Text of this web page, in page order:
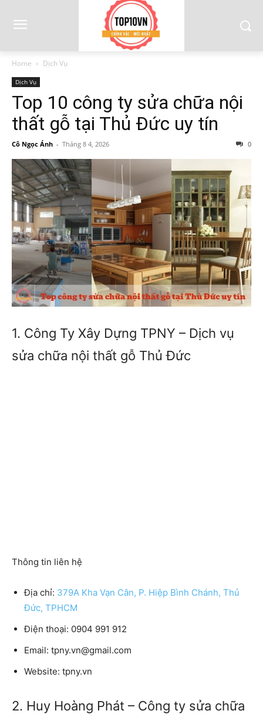
Home Dịch Vụ
Dịch Vụ
Top 10 công ty sửa chữa nội
thất gỗ tại Thủ Đức uy tín
Cô Ngọc Ánh - Tháng 8 4, 2026 0
1. Công Ty Xây Dựng TPNY – Dịch vụ
sửa chữa nội thất gỗ Thủ Đức
Thông tin liên hệ
Địa chỉ: 379A Kha Vạn Cân, P. Hiệp Bình Chánh, Thủ
Đức, TPHCM
Điện thoại: 0904 991 912
Email: tpny.vn@gmail.com
Website: tpny.vn
2. Huy Hoàng Phát – Công ty sửa chữa